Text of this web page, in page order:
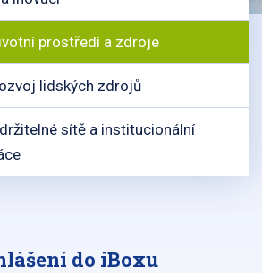
prostředí a zdroje
lidských zdrojů
sítě a institucionální
do iBoxu